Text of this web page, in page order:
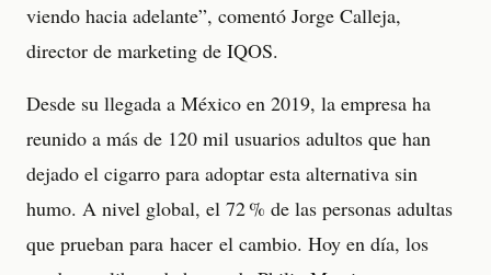
viendo hacia adelante”, comentó Jorge Calleja,
director de marketing de IQOS. ​
Desde su llegada a México en 2019, la empresa ha
reunido a más de 120 mil usuarios adultos que han
dejado el cigarro para adoptar esta alternativa sin
humo. A nivel global, el 72 % de las personas adultas
que prueban para hacer el cambio. Hoy en día, los